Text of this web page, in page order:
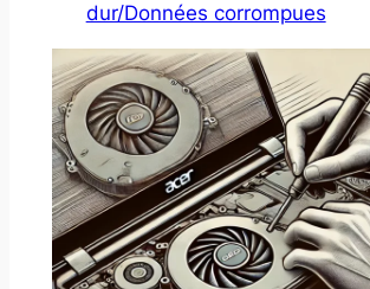
dur/Données corrompues